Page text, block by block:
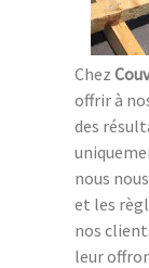
Chez
offrir à
des
nous
et les
nos
leur